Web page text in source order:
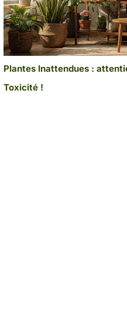
Plantes Inattendues :
Toxicité !